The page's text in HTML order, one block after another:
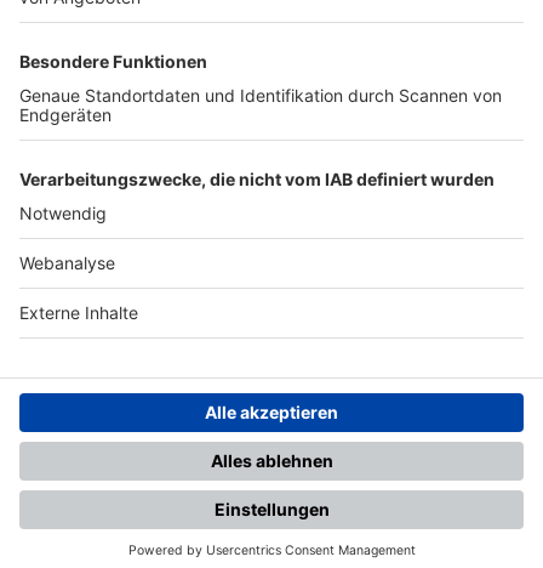
TOP-PARTNER
Nutzungsbedingungen Datenschutz Impressum